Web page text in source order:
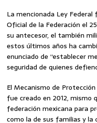
La mencionada Ley
Oficial de la Federación el
su antecesor, el también
estos últimos años ha
enunciado de “establecer
seguridad de quienes
El Mecanismo de
fue creado en 2012, mismo
federación mexicana para
como la de sus familias y la